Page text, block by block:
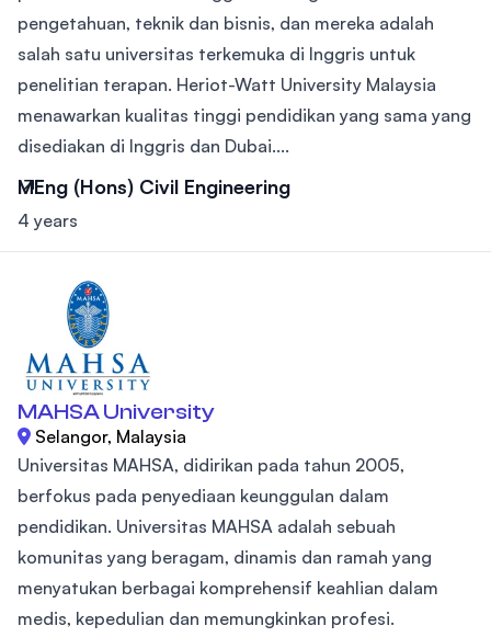
pengetahuan, teknik dan bisnis, dan mereka adalah
salah satu universitas terkemuka di Inggris untuk
penelitian terapan. Heriot-Watt University Malaysia
menawarkan kualitas tinggi pendidikan yang sama yang
disediakan di Inggris dan Dubai....
MEng (Hons) Civil Engineering
4 years
MAHSA University
Selangor, Malaysia
Universitas MAHSA, didirikan pada tahun 2005,
berfokus pada penyediaan keunggulan dalam
pendidikan. Universitas MAHSA adalah sebuah
komunitas yang beragam, dinamis dan ramah yang
menyatukan berbagai komprehensif keahlian dalam
medis, kepedulian dan memungkinkan profesi.